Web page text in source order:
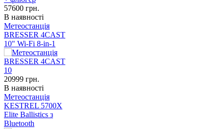
57600 грн.
В наявності
Метеостанція
BRESSER 4CAST
10" Wi-Fi 8-in-1
20999 грн.
В наявності
Метеостанція
KESTREL 5700X
Elite Ballistics з
Bluetooth